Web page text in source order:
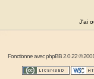
J'ai
Fonctionne avecphpBB2.0.22 ©